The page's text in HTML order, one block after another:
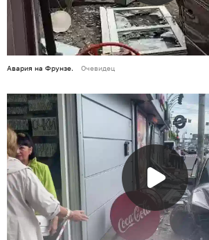
Авария на Фрунзе. Очевидец